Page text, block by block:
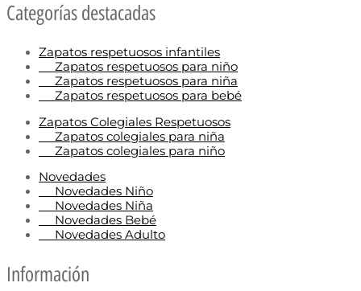
Categorías destacadas
Zapatos respetuosos infantiles
Zapatos respetuosos para niño
Zapatos respetuosos para niña
Zapatos respetuosos para bebé
Zapatos Colegiales Respetuosos
Zapatos colegiales para niña
Zapatos colegiales para niño
Novedades
Novedades Niño
Novedades Niña
Novedades Bebé
Novedades Adulto
Información